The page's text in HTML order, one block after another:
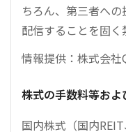
ちろん、第三者へ
配信することを固く
情報提供：株式会社
株式の手数料等お
国内株式（国内